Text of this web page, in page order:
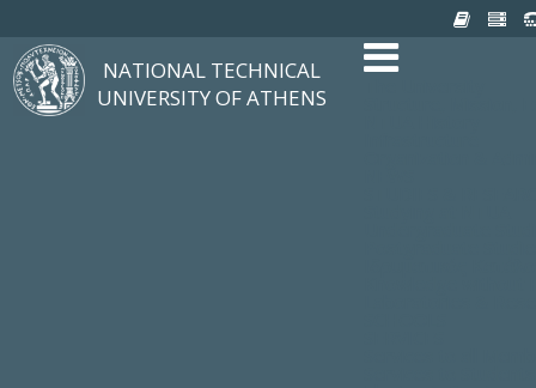
NATIONAL TECHNICAL
UNIVERSITY OF ATHENS